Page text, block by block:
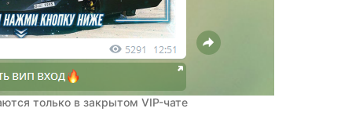
только в закрытом VIP-чате